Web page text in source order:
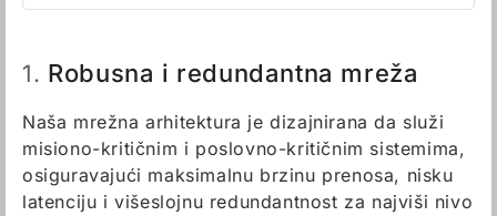
1. Robusna i redundantna mreža
Naša mrežna arhitektura je dizajnirana da služi
misiono-kritičnim i poslovno-kritičnim sistemima,
osiguravajući maksimalnu brzinu prenosa, nisku
latenciju i višeslojnu redundantnost za najviši nivo